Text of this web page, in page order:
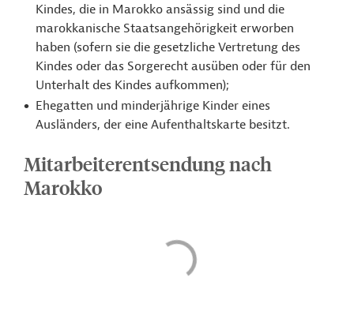
Kindes, die in Marokko ansässig sind und die
marokkanische Staatsangehörigkeit erworben
haben (sofern sie die gesetzliche Vertretung des
Kindes oder das Sorgerecht ausüben oder für den
Unterhalt des Kindes aufkommen);
Ehegatten und minderjährige Kinder eines
Ausländers, der eine Aufenthaltskarte besitzt.
Mitarbeiterentsendung nach
Marokko